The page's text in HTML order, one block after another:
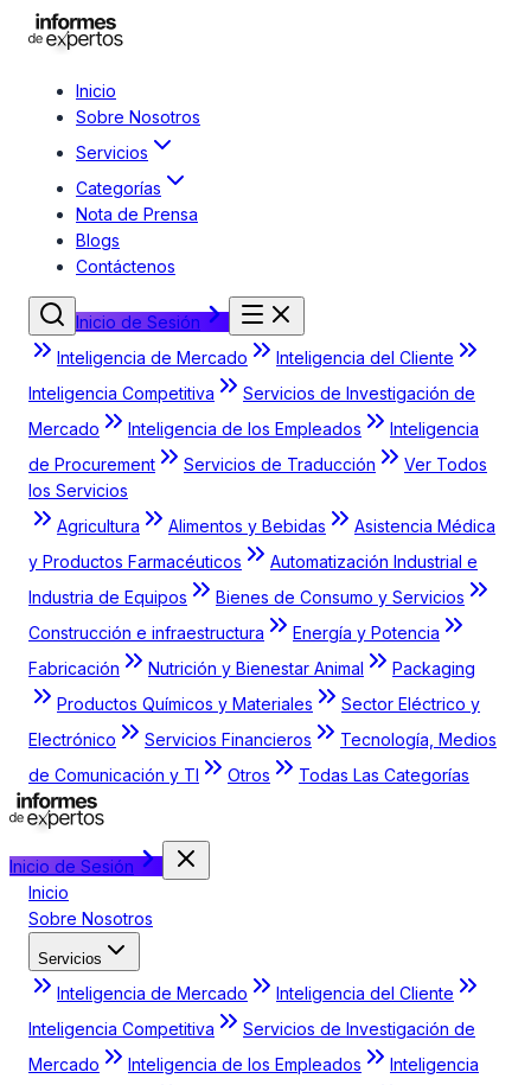
Inicio
Sobre Nosotros
Servicios
Categorías
Nota de Prensa
Blogs
Contáctenos
Inicio de Sesión
Inteligencia de Mercado
Inteligencia del Cliente
Inteligencia Competitiva
Servicios de Investigación de
Mercado
Inteligencia de los Empleados
Inteligencia
de Procurement
Servicios de Traducción
Ver Todos
los Servicios
Agricultura
Alimentos y Bebidas
Asistencia Médica
y Productos Farmacéuticos
Automatización Industrial e
Industria de Equipos
Bienes de Consumo y Servicios
Construcción e infraestructura
Energía y Potencia
Fabricación
Nutrición y Bienestar Animal
Packaging
Productos Químicos y Materiales
Sector Eléctrico y
Electrónico
Servicios Financieros
Tecnología, Medios
de Comunicación y TI
Otros Todas Las Categorías
Inicio de Sesión
Inicio
Sobre Nosotros
Servicios
Inteligencia de Mercado
Inteligencia del Cliente
Inteligencia Competitiva
Servicios de Investigación de
Mercado
Inteligencia de los Empleados
Inteligencia